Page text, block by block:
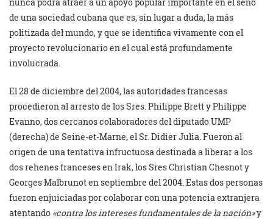
de una sociedad cubana que es, sin lugar a duda, la más
politizada del mundo, y que se identifica vivamente con el
proyecto revolucionario en el cual está profundamente
involucrada.
El 28 de diciembre del 2004, las autoridades francesas
procedieron al arresto de los Sres. Philippe Brett y Philippe
Evanno, dos cercanos colaboradores del diputado UMP
(derecha) de Seine-et-Marne, el Sr. Didier Julia. Fueron al
origen de una tentativa infructuosa destinada a liberar a los
dos rehenes franceses en Irak, los Sres Christian Chesnot y
Georges Malbrunot en septiembre del 2004. Estas dos personas
fueron enjuiciadas por colaborar con una potencia extranjera
atentando «contra los intereses fundamentales de la nación»y